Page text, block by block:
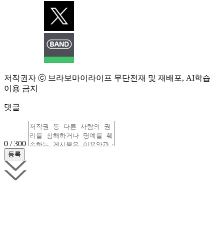
저작권자 ⓒ 브라보마이라이프 무단전재 및 재배포, AI학습
이용 금지
댓글
0 / 300